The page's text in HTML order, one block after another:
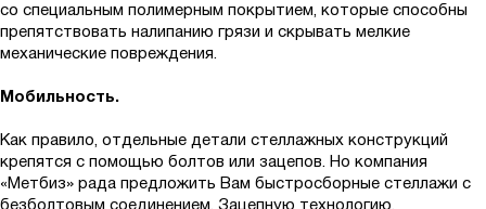
со специальным полимерным покрытием, которые способны
препятствовать налипанию грязи и скрывать мелкие
механические повреждения.
Мобильность.
Как правило, отдельные детали стеллажных конструкций
крепятся с помощью болтов или зацепов. Но компания
«Метбиз» рада предложить Вам быстросборные стеллажи с
безболтовым соединением. Зацепную технологию,